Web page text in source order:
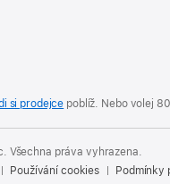
si prodejce poblíž. Nebo volej
Všechna práva vyhrazena.
Používání cookies Podmínky